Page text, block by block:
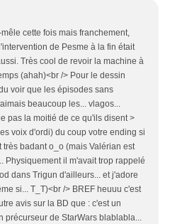
cette fois mais franchement,
de Pesme à la fin était
Très cool de revoir la machine à
(ahah)<br /> Pour le dessin
voir que les épisodes sans
beaucoup les... vlagos...
pas la moitié de ce qu'ils disent >
voix d'ordi) du coup votre ending si
très badant o_o (mais Valérian est
Physiquement il m'avait trop rappelé
dans Trigun d'ailleurs... et j'adore
si... T_T)<br /> BREF heuuu c'est
avis sur la BD que : c'est un
précurseur de StarWars blablabla...